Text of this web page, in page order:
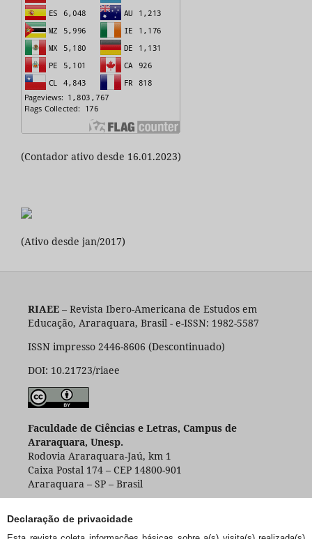
Declaração de privacidade
(Contador ativo desde 16.01.2023)
(Ativo desde jan/2017)
RIAEE– Revista Ibero-Americana de Estudos em
Educação, Araraquara, Brasil - e-ISSN: 1982-5587
ISSN impresso 2446-8606 (Descontinuado)
DOI: 10.21723/riaee
Faculdade de Ciências e Letras, Campus de
Araraquara, Unesp.
Rodovia Araraquara-Jaú, km 1
Caixa Postal 174 – CEP 14800-901
Araraquara – SP – Brasil